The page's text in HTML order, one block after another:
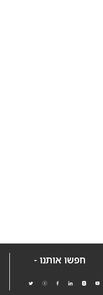
חפשו אותנו -